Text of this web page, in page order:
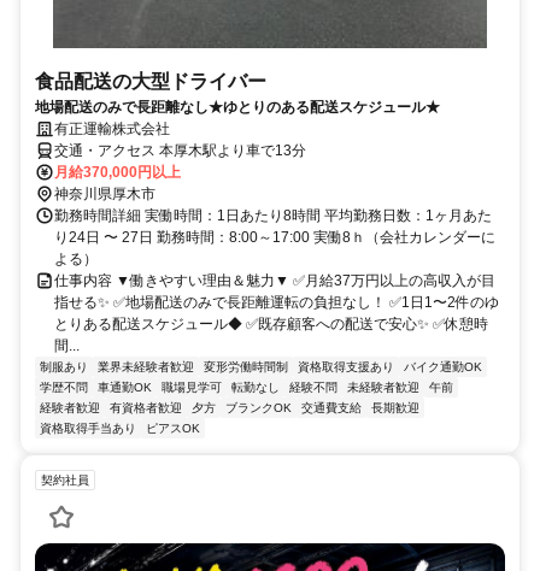
食品配送の大型ドライバー
地場配送のみで長距離なし★ゆとりのある配送スケジュール★
有正運輸株式会社
交通・アクセス 本厚木駅より車で13分
月給370,000円以上
神奈川県厚木市
勤務時間詳細 実働時間：1日あたり8時間 平均勤務日数：1ヶ月あた
り24日 〜 27日 勤務時間：8:00～17:00 実働8ｈ（会社カレンダーに
よる）
仕事内容 ▼働きやすい理由＆魅力▼ ✅月給37万円以上の高収入が目
指せる✨ ✅地場配送のみで長距離運転の負担なし！ ✅1日1〜2件のゆ
とりある配送スケジュール◆ ✅既存顧客への配送で安心✨ ✅休憩時
間...
制服あり 業界未経験者歓迎 変形労働時間制 資格取得支援あり
バイク通勤OK
学歴不問
車通勤OK 職場見学可 転勤なし 経験不問 未経験者歓迎
午前
経験者歓迎
有資格者歓迎 夕方 ブランクOK 交通費支給
長期歓迎
資格取得手当あり
ピアスOK
契約社員